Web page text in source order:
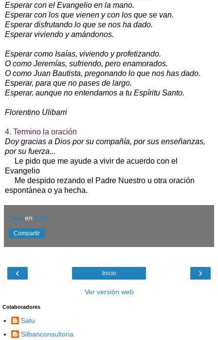
Esperar con el Evangelio en la mano.
Esperar con los que vienen y con los que se van.
Esperar disfrutando lo que se nos ha dado.
Esperar viviendo y amándonos.
Esperar como Isaías, viviendo y profetizando.
O como Jeremías, sufriendo, pero enamorados.
O como Juan Bautista, pregonando lo que nos has dado.
Esperar, para que no pases de largo.
Esperar, aunque no entendamos a tu Espíritu Santo.
Florentino Ulibarri
4. Termino la oración
Doy gracias a Dios por su compañía, por sus enseñanzas,
por su fuerza...
Le pido que me ayude a vivir de acuerdo con el
Evangelio
Me despido rezando el Padre Nuestro u otra oración
espontánea o ya hecha.
Satu en 0:00
Compartir
‹ ›
Inicio
Ver versión web
Colaboradores
Satu
Silbanconsultoria